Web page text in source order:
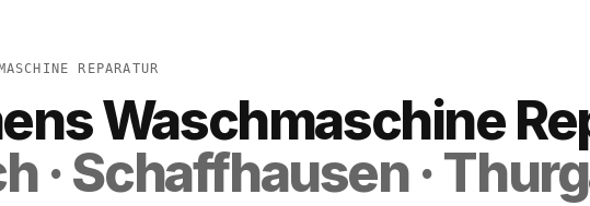
REPARATUR
Waschmaschine
· Schaffhausen ·